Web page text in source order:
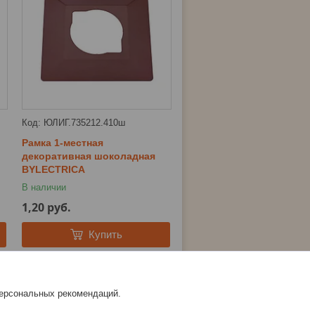
ЮЛИГ.735212.410ш
Рамка 1-местная
декоративная шоколадная
BYLECTRICA
В наличии
1,20 руб.
Купить
рекомендаций.